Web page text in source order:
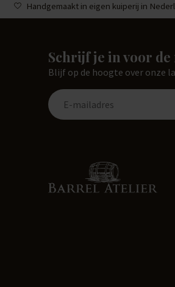
Handgemaakt in eigen kuiperij in
Schrijf je in voor
Blijf op de hoogte over onze